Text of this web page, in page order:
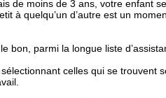
de moins de 3 ans, votre enfant
à quelqu’un d’autre est un
le bon, parmi la longue liste
celles qui se trouvent